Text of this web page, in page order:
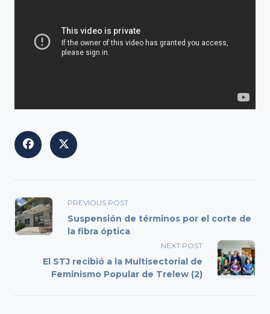
<span
class="nav-
subtitle
reader-
text">Page</span>
PREVIOUS POST
Suspensión de términos por el corte de
la fibra óptica
NEXT POST
El STJ recibió a la Multisectorial de
Feminismo Popular de Trelew (2)